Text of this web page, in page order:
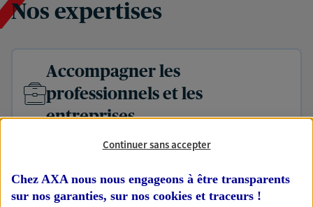
Nos expertises
Accompagner les
professionnels et les
entreprises
bâtissons ensemble des solutions cohérentes pour
vous-même et votre famille.
Continuer sans accepter
Chez AXA nous nous engageons à être transparents
sur nos garanties, sur nos cookies et traceurs !